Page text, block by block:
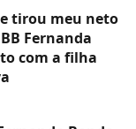
tirou meu neto
Fernanda
com a filha